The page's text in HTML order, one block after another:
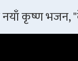
नयाँ कृष्ण